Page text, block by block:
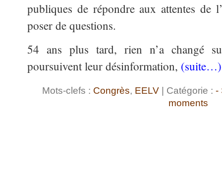
publiques de répondre aux attentes de
poser de questions.
54 ans plus tard, rien n’a changé
poursuivent leur désinformation, (suite…)
Mots-clefs : Congrès, EELV | Catégorie : -
moments